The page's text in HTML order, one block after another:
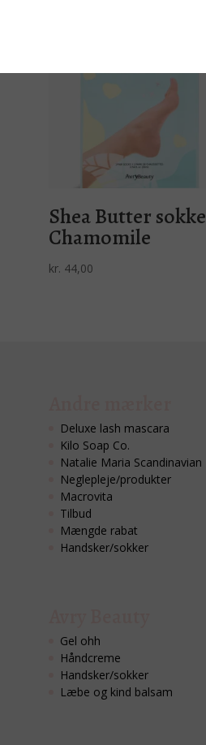
Shea Butter
Chamomile
kr. 44,00
Deluxe lash mascara
Kilo Soap Co.
Natalie Maria Scandinavian
Neglepleje/produkter
Macrovita
Tilbud
Mængde rabat
Handsker/sokker
Gel ohh
Håndcreme
Handsker/sokker
Læbe og kind balsam